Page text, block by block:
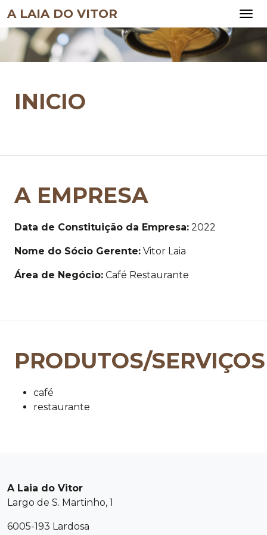
A LAIA DO VITOR
INICIO
A EMPRESA
Data de Constituição da Empresa: 2022
Nome do Sócio Gerente: Vitor Laia
Área de Negócio: Café Restaurante
PRODUTOS/SERVIÇOS
café
restaurante
A Laia do Vitor
Largo de S. Martinho, 1
6005-193 Lardosa